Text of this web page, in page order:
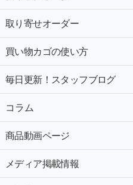
取り寄せオーダー
買い物カゴの使い方
毎日更新！スタッフブログ
コラム
商品動画ページ
メディア掲載情報